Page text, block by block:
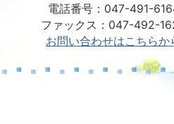
電話番号：047-491-
ファックス：047-492-
お問い合わせはこちらか